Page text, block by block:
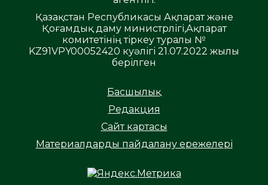
Қазақстан Республикасы Ақпарат және
Қоғамдық даму министрлігі,Ақпарат
комитетінің тіркеу туралы №
KZ91VPY00052420 куәлігі 21.07.2022 жылы
берілген
Басшылық
Редакция
Сайт картасы
Материалдарды пайдалану ережелері